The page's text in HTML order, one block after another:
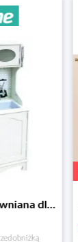
obniżką